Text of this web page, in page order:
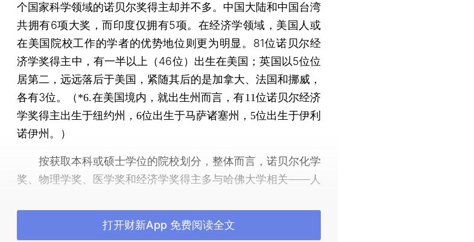
个国家科学领域的诺贝尔奖得主却并不多。中国大陆和中国台湾
共拥有6项大奖，而印度仅拥有5项。在经济学领域，美国人或
在美国院校工作的学者的优势地位则更为明显。81位诺贝尔经
济学奖得主中，有一半以上（46位）出生在美国；英国以5位位
居第二，远远落后于美国，紧随其后的是加拿大、法国和挪威，
各有3位。
（*6.在美国境内，就出生州而言，有11位诺贝尔经济
学奖得主出生于纽约州，6位出生于马萨诸塞州，5位出生于伊利
诺伊州。）
按获取本科或硕士学位的院校划分，整体而言，诺贝尔化学
奖、物理学奖、医学奖和经济学奖得主多与哈佛大学相关——人
学（116位）、伯克利加州大学（104位）、芝加哥大学（97
位）和哥伦比亚大学（95位）。之后十名分别是麻省理工学
打开财新App 免费阅读全文